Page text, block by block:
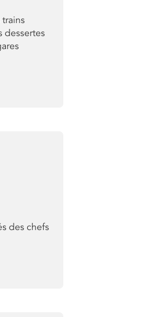
dessertes
des chefs